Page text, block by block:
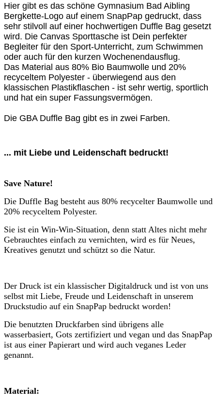
Hier gibt es das schöne Gymnasium Bad Aibling
Bergkette-Logo auf einem SnapPap gedruckt, dass
sehr stilvoll auf einer hochwertigen Duffle Bag gesetzt
wird. Die Canvas Sporttasche ist Dein perfekter
Begleiter für den Sport-Unterricht, zum Schwimmen
oder auch für den kurzen Wochenendausflug.
Das Material aus 80% Bio Baumwolle und 20%
recyceltem Polyester - überwiegend aus den
klassischen Plastikflaschen - ist sehr wertig, sportlich
und hat ein super Fassungsvermögen.
Die GBA Duffle Bag gibt es in zwei Farben.
... mit Liebe und Leidenschaft bedruckt!
Save Nature!
Die Duffle Bag besteht aus 80% recycelter Baumwolle und
20% recyceltem Polyester.
Sie ist ein Win-Win-Situation, denn statt Altes nicht mehr
Gebrauchtes einfach zu vernichten, wird es für Neues,
Kreatives genutzt und schützt so die Natur.
Der Druck ist ein klassischer Digitaldruck und ist von uns
selbst mit Liebe, Freude und Leidenschaft in unserem
Druckstudio auf ein SnapPap bedruckt worden!
Die benutzten Druckfarben sind übrigens alle
wasserbasiert, Gots zertifiziert und vegan und das SnapPap
ist aus einer Papierart und wird auch veganes Leder
genannt.
Material: